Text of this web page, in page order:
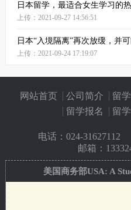
日本留学，最适合女生学习的
上传：2021-09-27 14:56:51
日本“入境隔离”再次放缓，并
上传：2021-09-24 17:19:07
网站首页 公司简介 留
留学报名
留
电话： 024-31627112
邮箱：
美国商务部USA: A